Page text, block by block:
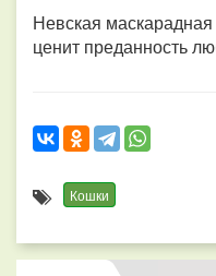
Невская маскарадная
ценит преданность
Кошки